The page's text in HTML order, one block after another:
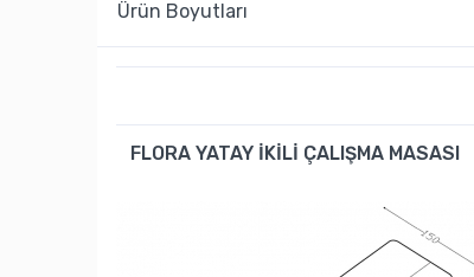
Ürün Boyutları
FLORA YATAY İKİLİ ÇALIŞMA MASASI